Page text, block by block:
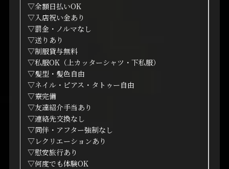
▽全額日払いOK
▽入店祝い金あり
▽罰金・ノルマなし
▽送りあり
▽制服貸与無料
▽私服OK（上カッターシャツ・下私服）
▽髪型・髪色自由
▽ネイル・ピアス・タトゥー自由
▽寮完備
▽友達紹介手当あり
▽連絡先交換なし
▽同伴・アフター強制なし
▽レクリエーションあり
▽慰安旅行あり
▽何度でも体験OK